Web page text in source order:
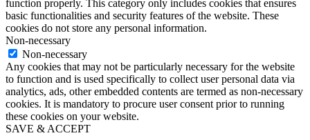
function properly. This category only includes cookies that ensures
basic functionalities and security features of the website. These
cookies do not store any personal information.
Non-necessary
Non-necessary
Any cookies that may not be particularly necessary for the website
to function and is used specifically to collect user personal data via
analytics, ads, other embedded contents are termed as non-necessary
cookies. It is mandatory to procure user consent prior to running
these cookies on your website.
SAVE & ACCEPT